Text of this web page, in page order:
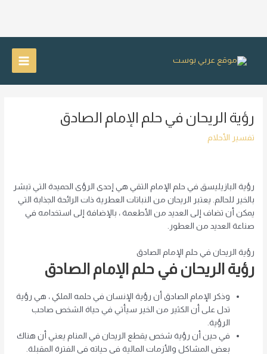
Main
رؤية الريحان في حلم الإمام الصادق
تفسير الأحلام
رؤية البازيليسق في حلم الإمام التقي هي إحدى الرؤى الحميدة التي تبشر
بالخير للحالم. يعتبر الريحان من النباتات العطرية ذات الرائحة الجذابة التي
يمكن أن تضاف إلى العديد من الأطعمة ، بالإضافة إلى استخدامه في
صناعة العديد من العطور.
رؤية الريحان في حلم الإمام الصادق
رؤية الريحان في حلم الإمام الصادق
وذكر الإمام الصادق أن رؤية الإنسان في حلمه الملكي ، هي رؤية
تدل على أن الكثير من الخير سيأتي في حياة الشخص صاحب
الرؤية.
في حين أن رؤية شخص يقطع الريحان في المنام يعني أن هناك
بعض المشاكل والأزمات المالية في حياته في الفترة المقبلة.